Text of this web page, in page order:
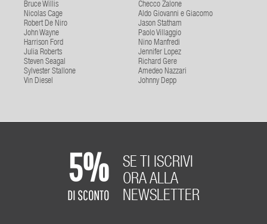
Bruce Willis
Checco Zalone
Nicolas Cage
Aldo Giovanni e Giacomo
Robert De Niro
Jason Statham
John Wayne
Paolo Villaggio
Harrison Ford
Nino Manfredi
Julia Roberts
Jennifer Lopez
Steven Seagal
Richard Gere
Sylvester Stallone
Amedeo Nazzari
Vin Diesel
Johnny Depp
5%
DI SCONTO
SE TI ISCRIVI
ORA ALLA
NEWSLETTER